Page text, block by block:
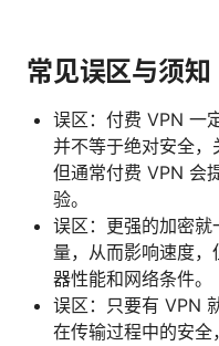
常见误区与须知
误区：付费 VPN 一
并不等于绝对安全，
但通常付费 VPN 会
验。
误区：更强的加密
量，从而影响速度
器性能和网络条件。
误区：只要有 VPN
在传输过程中的安